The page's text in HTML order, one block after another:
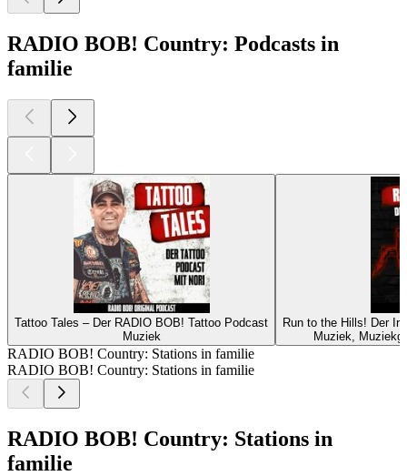
RADIO BOB! Country: Podcasts in
familie
Tattoo Tales – Der RADIO BOB! Tattoo Podcast
Muziek
Run to the Hills! Der
Muziek,
RADIO BOB! Country: Stations in familie
RADIO BOB! Country: Stations in familie
RADIO BOB! Country: Stations in
familie